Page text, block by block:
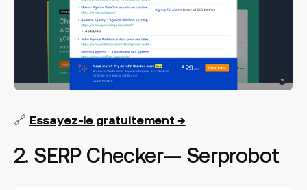
🔗 Essayez-le gratuitement →
2. SERP Checker— Serprobot